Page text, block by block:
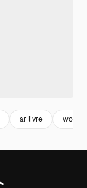
ar livre world